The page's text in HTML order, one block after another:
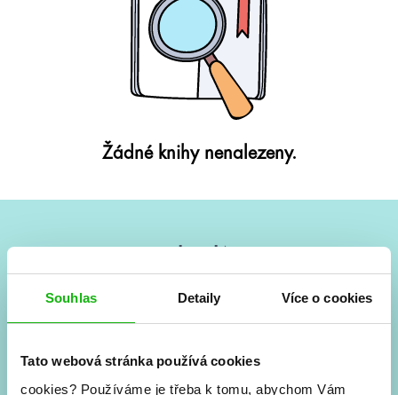
Souhlas Detaily Více o cookies
Tato webová stránka používá cookies
cookies? Používáme je třeba k tomu, abychom Vám
Žádné knihy nenalezeny.
Vše kolem #youngadult každý měsíc rovnou do mailu!
a seriálové adaptace a další.